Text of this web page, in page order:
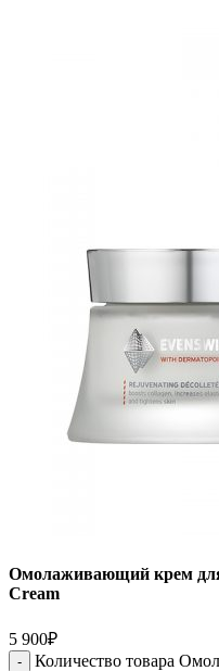
Омолаживающий крем для
Cream
5 900₽
Количество товара